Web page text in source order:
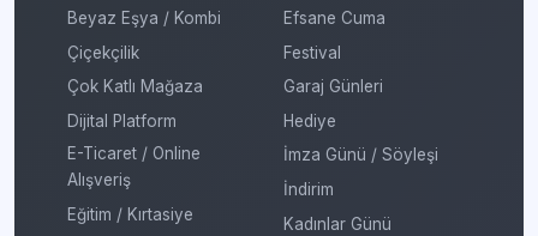
Beyaz Eşya / Kombi
Çiçekçilik
Çok Katlı Mağaza
Dijital Platform
E-Ticaret / Online
Alışveriş
Eğitim / Kırtasiye
Efsane Cuma
Festival
Garaj Günleri
Hediye
İmza Günü / Söyleşi
İndirim
Kadınlar Günü